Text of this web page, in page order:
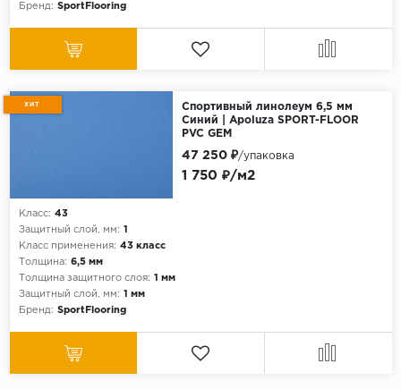
Бренд: SportFlooring
ХИТ
Спортивный линолеум 6,5 мм
Синий | Apoluza SPORT-FLOOR
PVC GEM
Класс: 43
Защитный слой, мм: 1
Класс применения: 43 класс
Толщина: 6,5 мм
Толщина защитного слоя: 1 мм
Защитный слой, мм: 1 мм
Бренд: SportFlooring
1 750 ₽/м2
47 250 ₽/упаковка